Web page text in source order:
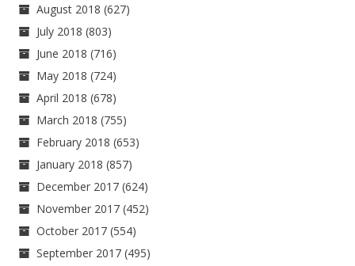
August 2018 (627)
July 2018 (803)
June 2018 (716)
May 2018 (724)
April 2018 (678)
March 2018 (755)
February 2018 (653)
January 2018 (857)
December 2017 (624)
November 2017 (452)
October 2017 (554)
September 2017 (495)